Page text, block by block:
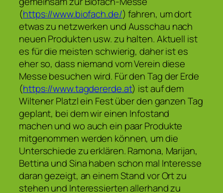
(https://www.biofach.de/) fahren, um dort
etwas zu netzwerken und Ausschau nach
neuen Produkten usw. zu halten. Aktuell ist
es für die meisten schwierig, daher ist es
eher so, dass niemand vom Verein diese
Messe besuchen wird. Für den Tag der Erde
(https://www.tagdererde.at) ist auf dem
Wiltener Platzl ein Fest über den ganzen Tag
geplant, bei dem wir einen Infostand
machen und wo auch ein paar Produkte
mitgenommen werden können, um die
Unterschiede zu erklären. Ramona, Marijan,
Bettina und Sina haben schon mal Interesse
daran gezeigt, an einem Stand vor Ort zu
stehen und Interessierten allerhand zu